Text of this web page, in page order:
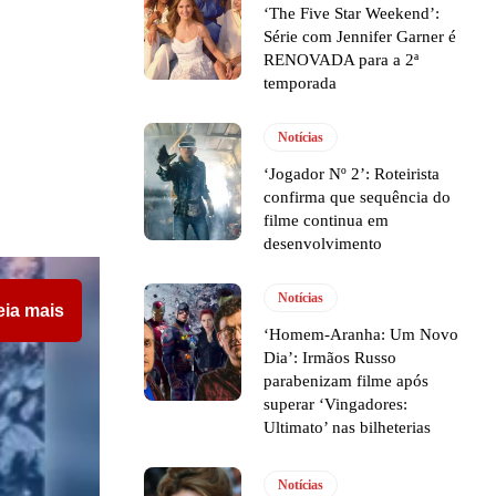
mais
‘The Five Star Weekend’:
Série com Jennifer Garner é
RENOVADA para a 2ª
temporada
Notícias
‘Jogador Nº 2’: Roteirista
confirma que sequência do
filme continua em
desenvolvimento
Notícias
‘Homem-Aranha: Um Novo
Dia’: Irmãos Russo
parabenizam filme após
superar ‘Vingadores:
Ultimato’ nas bilheterias
Notícias